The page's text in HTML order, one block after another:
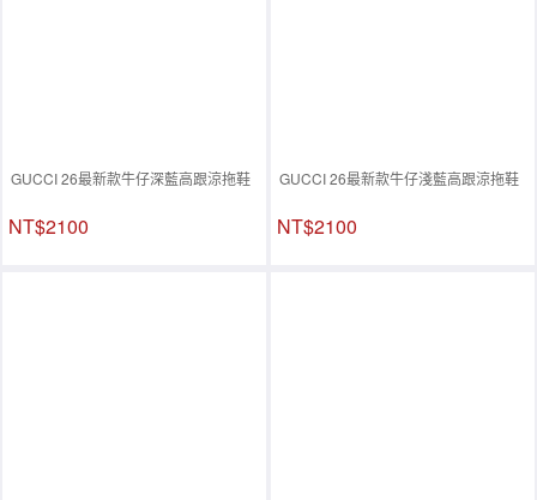
GUCCI 26最新款牛仔深藍高跟涼拖鞋
NT$2100
GUCCI 26最新款牛仔淺藍高跟涼拖鞋
NT$2100